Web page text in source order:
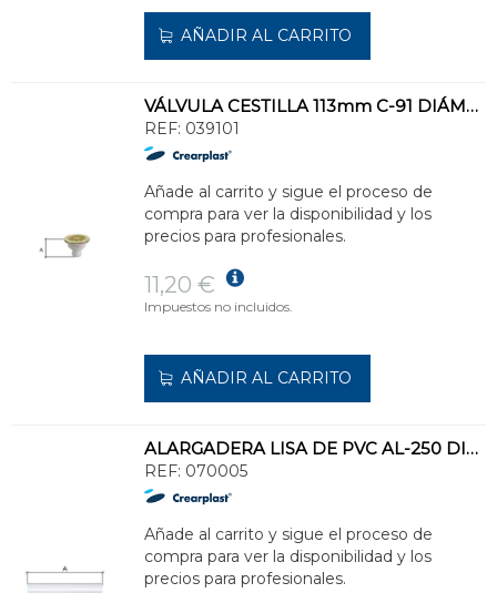
AÑADIR AL CARRITO
VÁLVULA CESTILLA 113mm C-91 DIÁMETRO 1.1/2" BLANCO
REF: 039101
Añade al carrito y sigue el proceso de
compra para ver la disponibilidad y los
precios para profesionales.
11,20 €
Impuestos no incluidos.
AÑADIR AL CARRITO
ALARGADERA LISA DE PVC AL-250 DIÁMETRO 40 250 PARA ENCOLAR BLANCO
REF: 070005
Añade al carrito y sigue el proceso de
compra para ver la disponibilidad y los
precios para profesionales.